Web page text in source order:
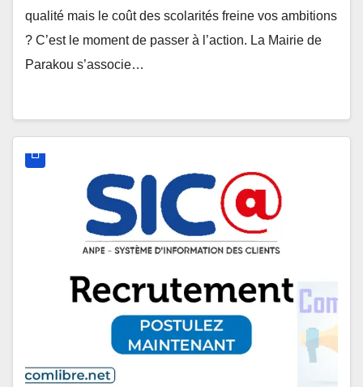
qualité mais le coût des scolarités freine vos ambitions
? C’est le moment de passer à l’action. La Mairie de
Parakou s’associe…